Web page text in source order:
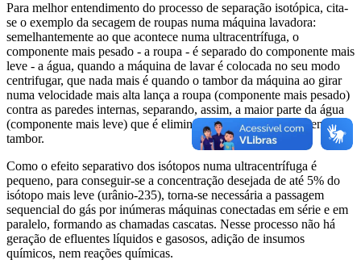
Para melhor entendimento do processo de separação isotópica, cita-
se o exemplo da secagem de roupas numa máquina lavadora:
semelhantemente ao que acontece numa ultracentrífuga, o
componente mais pesado - a roupa - é separado do componente mais
leve - a água, quando a máquina de lavar é colocada no seu modo
centrifugar, que nada mais é quando o tambor da máquina ao girar
numa velocidade mais alta lança a roupa (componente mais pesado)
contra as paredes internas, separando, assim, a maior parte da água
(componente mais leve) que é eliminada pelos orifícios existentes no
tambor.
Como o efeito separativo dos isótopos numa ultracentrífuga é
pequeno, para conseguir-se a concentração desejada de até 5% do
isótopo mais leve (urânio-235), torna-se necessária a passagem
sequencial do gás por inúmeras máquinas conectadas em série e em
paralelo, formando as chamadas cascatas. Nesse processo não há
geração de efluentes líquidos e gasosos, adição de insumos
químicos, nem reações químicas.